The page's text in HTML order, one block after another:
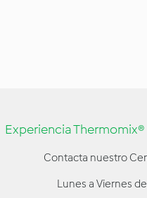
Experiencia Thermomix®
Contacta nuestro
Lunes a Viernes